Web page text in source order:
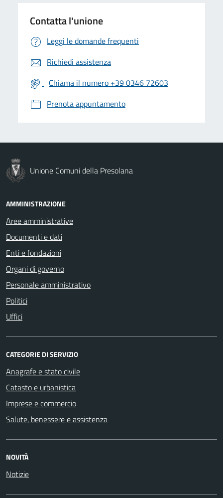
Contatta l'unione
Leggi le domande frequenti
Richiedi assistenza
Chiama il numero +39 0346 72603
Prenota appuntamento
Unione Comuni della Presolana
AMMINISTRAZIONE
Aree amministrative
Documenti e dati
Enti e fondazioni
Organi di governo
Personale amministrativo
Politici
Uffici
CATEGORIE DI SERVIZIO
Anagrafe e stato civile
Catasto e urbanistica
Imprese e commercio
Salute, benessere e assistenza
NOVITÀ
Notizie